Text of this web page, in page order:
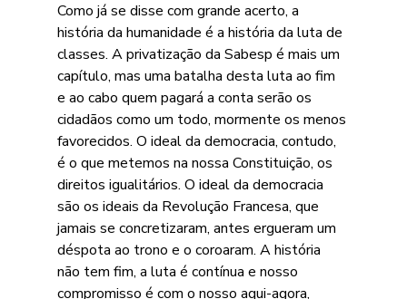
Como já se disse com grande acerto, a
história da humanidade é a história da luta de
classes. A privatização da Sabesp é mais um
capítulo, mas uma batalha desta luta ao fim
e ao cabo quem pagará a conta serão os
cidadãos como um todo, mormente os menos
favorecidos. O ideal da democracia, contudo,
é o que metemos na nossa Constituição, os
direitos igualitários. O ideal da democracia
são os ideais da Revolução Francesa, que
jamais se concretizaram, antes ergueram um
déspota ao trono e o coroaram. A história
não tem fim, a luta é contínua e nosso
compromisso é com o nosso aqui-agora,